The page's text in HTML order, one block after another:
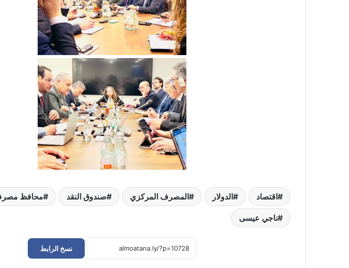
اقتصاد الدولار المصرف المركزي صندوق النقد محافظ مصرف
ناجي عيسى
نسخ الرابط
وزير الاقتصاد